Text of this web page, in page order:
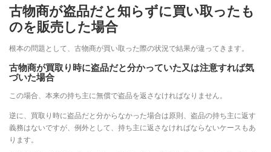
古物商が盗品だと知らずに買い取ったも
のを販売した場合
根本の問題として、古物商が買い取った際の状況で結果が違ってきます。
古物商が買取り時に盗品だと分かっていた又は注意すれば気
づいた場合
この場合、本来の持ち主に無償で盗品を返さなければなりません。
逆に、買取り時に盗品だと分からなかった場合は原則、盗品の持ち主に返す
義務はないですが、例外として、持ち主に返さなければならないケースもあ
ります。